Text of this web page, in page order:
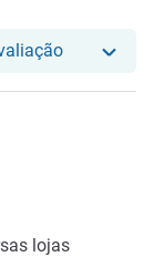
O nosso
lojas